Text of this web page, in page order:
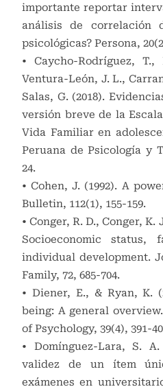
importante reportar
análisis de correlación
psicológicas? Persona,
• Caycho-Rodríguez, T.,
Ventura-León, J. L.,
Salas, G. (2018).
versión breve de la
Vida Familiar en
Peruana de Psicología y
24.
• Cohen, J. (1992). A
Bulletin, 112(1), 155-159.
• Conger, R. D., Conger, K.
Socioeconomic status,
individual development.
Family, 72, 685-704.
• Diener, E., & Ryan, K.
being: A general
of Psychology, 39(4), 391-
• Domínguez-Lara, S.
validez de un ítem
exámenes en